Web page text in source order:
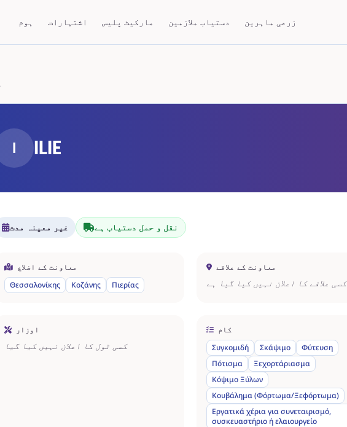
ہوم اشتہارات مارکیٹ پلیس دستیاب ملازمین زرعی ماہرین
I ILIE
غیر معینہ مدت نقل و حمل دستیاب ہے
معاونت کے اضلاع
Θεσσαλονίκης
Κοζάνης Πιερίας
معاونت کے علاقے
کسی علاقے کا اعلان نہیں کیا گیا ہے
اوزار
کسی ٹول کا اعلان نہیں کیا گیا
کام
Συγκομιδή
Σκάψιμο
Φύτευση
Πότισμα
Ξεχορτάριασμα
Κόψιμο Ξύλων
Κουβάλημα (Φόρτωμα/Ξεφόρτωμα)
Εργατικά χέρια για συνεταιρισμό,
συσκευαστήριο ή ελαιουργείο